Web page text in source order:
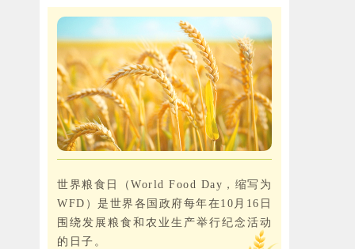
世界粮食日（World Food Day，缩写为
WFD）是世界各国政府每年在10月16日
围绕发展粮食和农业生产举行纪念活动
的日子。